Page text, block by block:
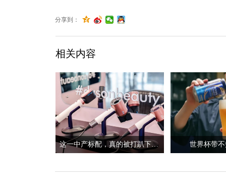
相关内容
这一中产标配，真的被打趴下了？ 世界杯带
分享到：